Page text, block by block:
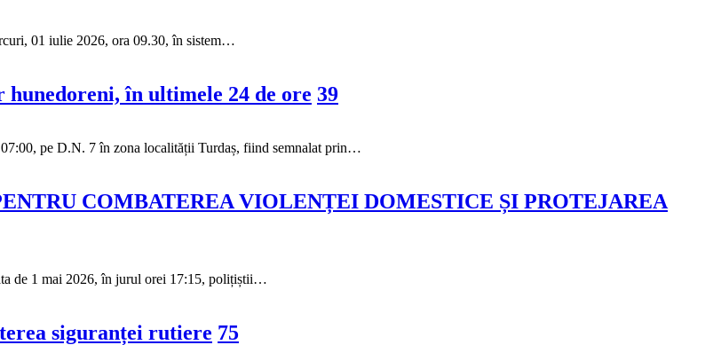
01 iulie 2026, ora 09.30, în sistem…
în ultimele 24 de ore 39
pe D.N. 7 în zona localității Turdaș, fiind semnalat prin…
COMBATEREA VIOLENȚEI DOMESTICE ȘI PROTEJAREA
de 1 mai 2026, în jurul orei 17:15, polițiștii…
siguranței rutiere 75